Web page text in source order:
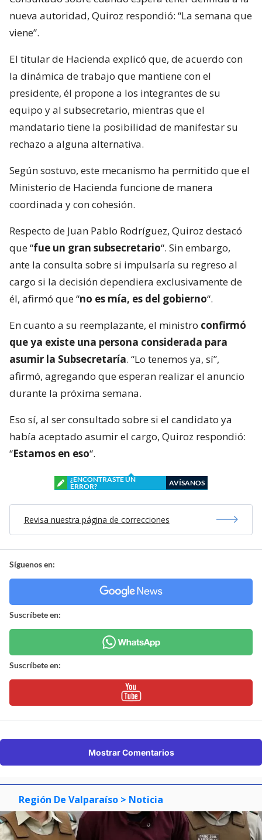
nueva autoridad, Quiroz respondió: “La semana que
viene”.
El titular de Hacienda explicó que, de acuerdo con
la dinámica de trabajo que mantiene con el
presidente, él propone a los integrantes de su
equipo y al subsecretario, mientras que el
mandatario tiene la posibilidad de manifestar su
rechazo a alguna alternativa.
Según sostuvo, este mecanismo ha permitido que el
Ministerio de Hacienda funcione de manera
coordinada y con cohesión.
Respecto de Juan Pablo Rodríguez, Quiroz destacó
que “fue un gran subsecretario“. Sin embargo,
ante la consulta sobre si impulsaría su regreso al
cargo si la decisión dependiera exclusivamente de
él, afirmó que “no es mía, es del gobierno“.
En cuanto a su reemplazante, el ministro confirmó
que ya existe una persona considerada para
asumir la Subsecretaría. “Lo tenemos ya, sí”,
afirmó, agregando que esperan realizar el anuncio
durante la próxima semana.
Eso sí, al ser consultado sobre si el candidato ya
había aceptado asumir el cargo, Quiroz respondió:
“Estamos en eso“.
¿ENCONTRASTE UN
ERROR?
AVÍSANOS
Revisa nuestra página de correcciones
Síguenos en:
Suscríbete en:
Suscríbete en:
Mostrar Comentarios
Región De Valparaíso > Noticia